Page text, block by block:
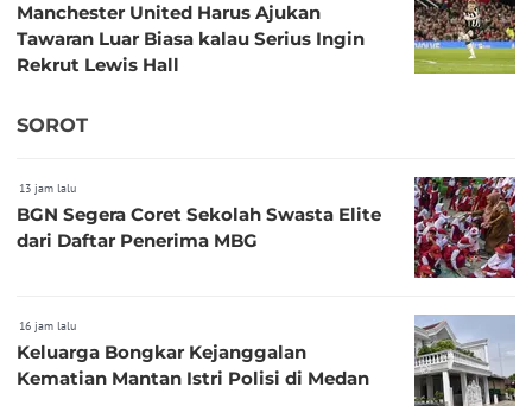
Manchester United Harus Ajukan
Tawaran Luar Biasa kalau Serius Ingin
Rekrut Lewis Hall
SOROT
13 jam lalu
BGN Segera Coret Sekolah Swasta Elite
dari Daftar Penerima MBG
16 jam lalu
Keluarga Bongkar Kejanggalan
Kematian Mantan Istri Polisi di Medan